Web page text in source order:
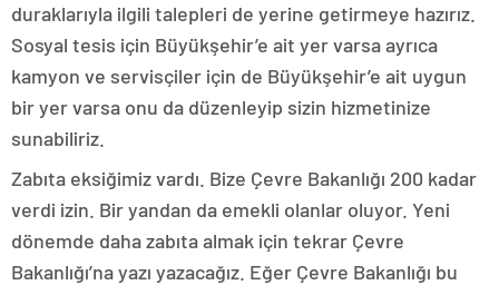
duraklarıyla ilgili talepleri de yerine getirmeye hazırız.
Sosyal tesis için Büyükşehir’e ait yer varsa ayrıca
kamyon ve servisçiler için de Büyükşehir’e ait uygun
bir yer varsa onu da düzenleyip sizin hizmetinize
sunabiliriz.
Zabıta eksiğimiz vardı. Bize Çevre Bakanlığı 200 kadar
verdi izin. Bir yandan da emekli olanlar oluyor. Yeni
dönemde daha zabıta almak için tekrar Çevre
Bakanlığı’na yazı yazacağız. Eğer Çevre Bakanlığı bu